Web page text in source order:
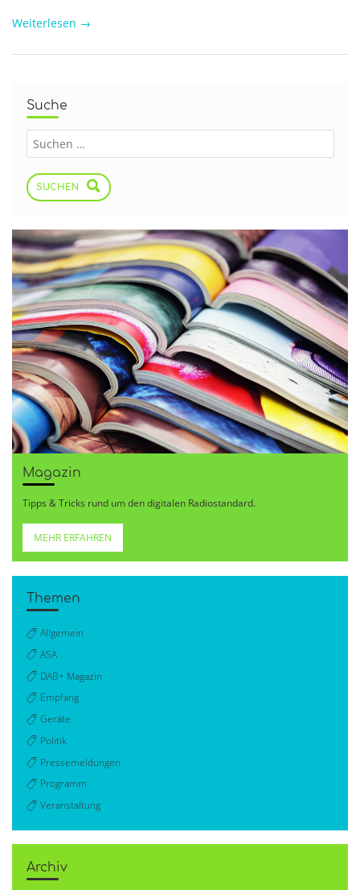
Weiterlesen →
Suche
SUCHEN
Magazin
Tipps & Tricks rund um den digitalen Radiostandard.
MEHR ERFAHREN
Themen
Allgemein
ASA
DAB+ Magazin
Empfang
Geräte
Politik
Pressemeldungen
Programm
Veranstaltung
Archiv